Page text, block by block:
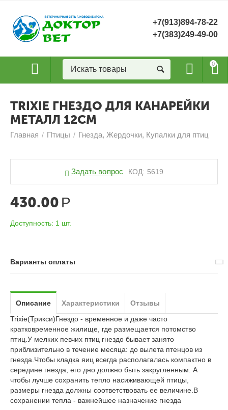
+7(913)894-78-22
+7(383)249-49-00
0
TRIXIE ГНЕЗДО ДЛЯ КАНАРЕЙКИ
МЕТАЛЛ 12СМ
Главная / Птицы / Гнезда, Жердочки, Купалки для птиц
Задать вопрос КОД: 5619
430.00 Р
Доступность: 1 шт.
Варианты оплаты
Описание Характеристики
Отзывы
Trixie(Трикси)Гнездо - временное и даже часто
кратковременное жилище, где размещается потомство
птиц.У мелких певчих птиц гнездо бывает занято
приблизительно в течение месяца: до вылета птенцов из
гнезда.Чтобы кладка яиц всегда располагалась компактно в
середине гнезда, его дно должно быть закругленным. А
чтобы лучше сохранить тепло насиживающей птицы,
размеры гнезда должны соответствовать ее величине.В
сохранении тепла - важнейшее назначение гнезда